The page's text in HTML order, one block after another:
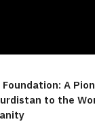
A
to the